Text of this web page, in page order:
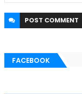
POST COMMENT
FACEBOOK